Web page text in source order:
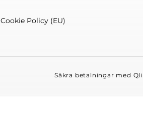
Cookie Policy (EU)
Säkra betalningar med